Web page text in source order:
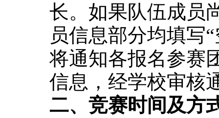
长。如果队伍成员
员信息部分均填写
将通知各报名参赛
信息，经学校审核
二、竞赛时间及方